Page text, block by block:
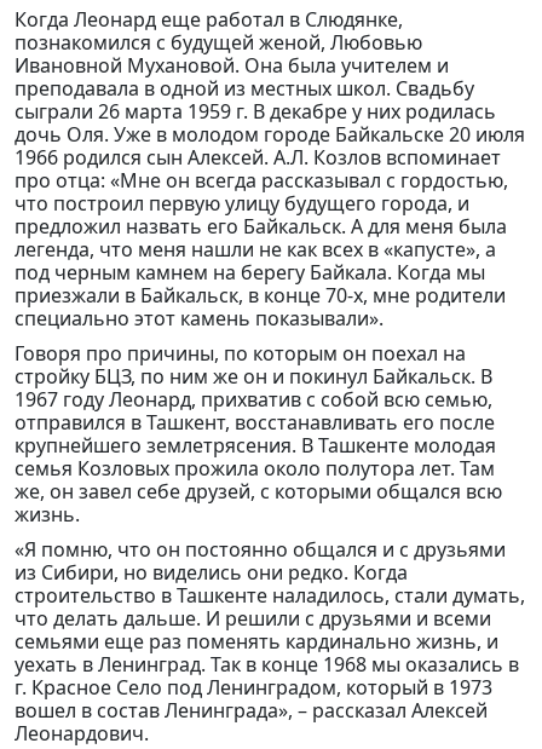
Когда Леонард еще работал в Слюдянке,
познакомился с будущей женой, Любовью
Ивановной Мухановой. Она была учителем и
преподавала в одной из местных школ. Свадьбу
сыграли 26 марта 1959 г. В декабре у них родилась
дочь Оля. Уже в молодом городе Байкальске 20 июля
1966 родился сын Алексей. А.Л. Козлов вспоминает
про отца: «Мне он всегда рассказывал с гордостью,
что построил первую улицу будущего города, и
предложил назвать его Байкальск. А для меня была
легенда, что меня нашли не как всех в «капусте», а
под черным камнем на берегу Байкала. Когда мы
приезжали в Байкальск, в конце 70-х, мне родители
специально этот камень показывали».
Говоря про причины, по которым он поехал на
стройку БЦЗ, по ним же он и покинул Байкальск. В
1967 году Леонард, прихватив с собой всю семью,
отправился в Ташкент, восстанавливать его после
крупнейшего землетрясения. В Ташкенте молодая
семья Козловых прожила около полутора лет. Там
же, он завел себе друзей, с которыми общался всю
жизнь.
«Я помню, что он постоянно общался и с друзьями
из Сибири, но виделись они редко. Когда
строительство в Ташкенте наладилось, стали думать,
что делать дальше. И решили с друзьями и всеми
семьями еще раз поменять кардинально жизнь, и
уехать в Ленинград. Так в конце 1968 мы оказались в
г. Красное Село под Ленинградом, который в 1973
вошел в состав Ленинграда», – рассказал Алексей
Леонардович.